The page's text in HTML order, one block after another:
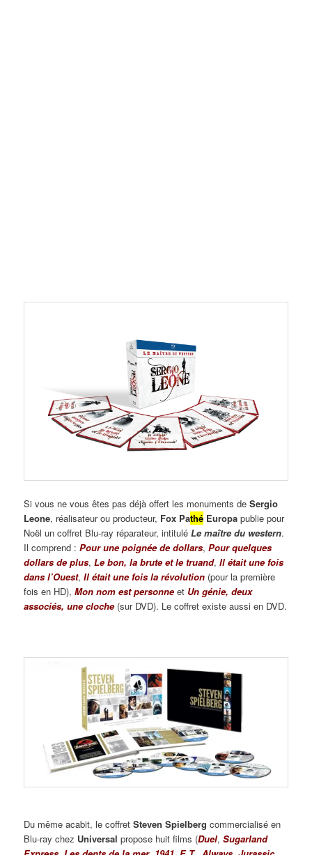
Si vous ne vous êtes pas déjà offert les monuments de Sergio
Leone, réalisateur ou producteur, Fox Pathé Europa publie pour
Noël un coffret Blu-ray réparateur, intituléLe maître du western.
Il comprend :Pour une poignée de dollars,Pour quelques
dollars de plus,Le bon, la brute et le truand, Il était une fois
dans l’Ouest, Il était une fois la révolution (pour la première
fois en HD),Mon nom est personneet Un génie, deux
associés, une cloche(sur DVD). Le coffret existe aussi en DVD.
Du même acabit, le coffret Steven Spielberg commercialisé en
Blu-ray chez Universal propose huit films (Duel,Sugarland